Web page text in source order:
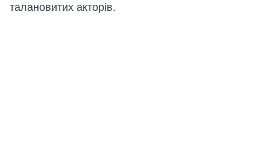
талановитих акторів.